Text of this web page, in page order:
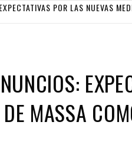
POR LAS NUEVAS
MASSA